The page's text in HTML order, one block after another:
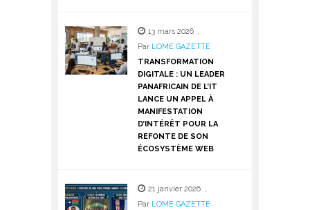
13 mars 2026 ,
Par LOME GAZETTE
TRANSFORMATION
DIGITALE : UN LEADER
PANAFRICAIN DE L’IT
LANCE UN APPEL À
MANIFESTATION
D’INTÉRÊT POUR LA
REFONTE DE SON
ÉCOSYSTÈME WEB
21 janvier 2026 ,
Par LOME GAZETTE